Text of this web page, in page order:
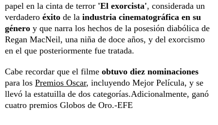
papel en la cinta de terror 'El exorcista', considerada un
verdadero éxito de la industria cinematográfica en su
género y que narra los hechos de la posesión diabólica de
Regan MacNeil, una niña de doce años, y del exorcismo
en el que posteriormente fue tratada.
Cabe recordar que el filme obtuvo diez nominaciones
para los Premios Oscar, incluyendo Mejor Película, y se
llevó la estatuilla de dos categorías.Adicionalmente, ganó
cuatro premios Globos de Oro.-EFE